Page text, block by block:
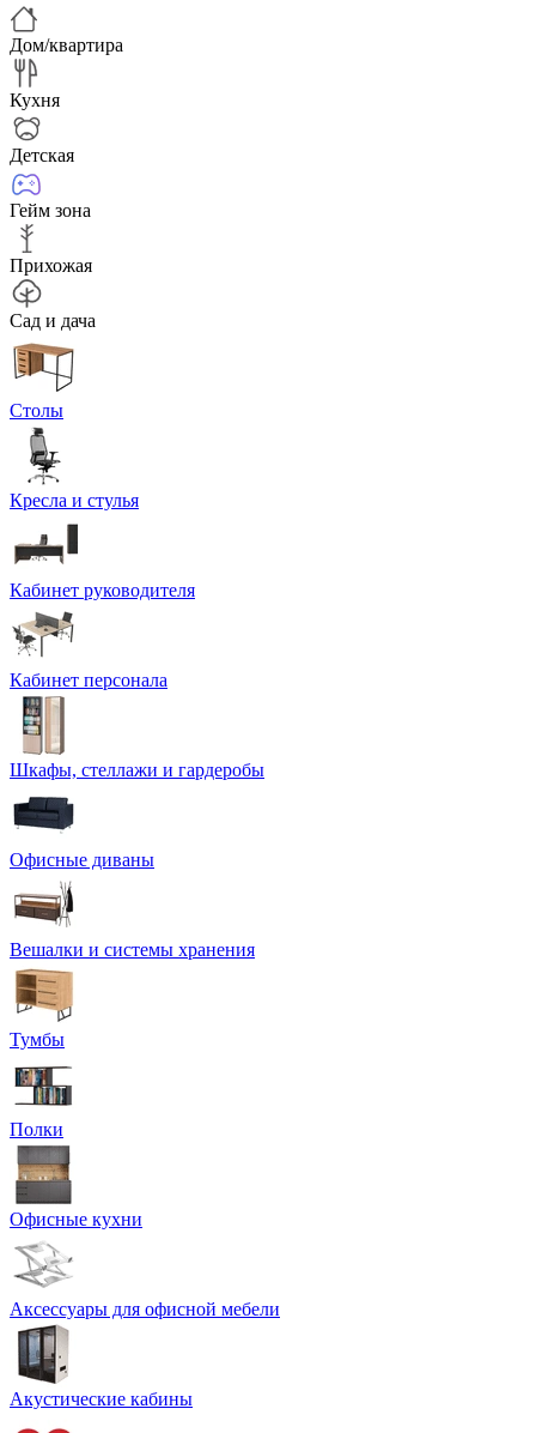
Дом/квартира
Кухня
Детская
Гейм зона
Прихожая
Сад и дача
Столы
Кресла и стулья
Кабинет руководителя
Кабинет персонала
Шкафы, стеллажи и гардеробы
Офисные диваны
Вешалки и системы хранения
Тумбы
Полки
Офисные кухни
Аксессуары для офисной мебели
Акустические кабины